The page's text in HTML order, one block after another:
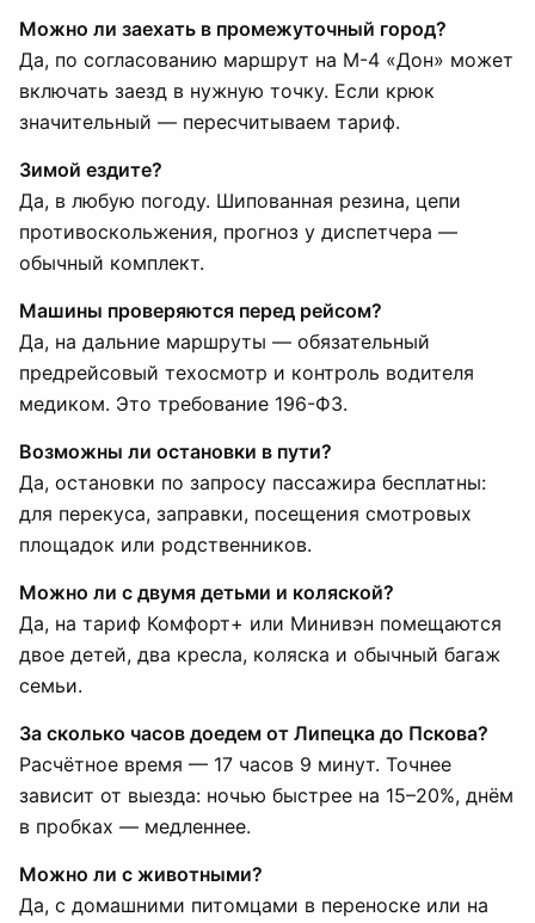
Можно ли заехать в промежуточный город?
Да, по согласованию маршрут на М-4 «Дон» может
включать заезд в нужную точку. Если крюк
значительный — пересчитываем тариф.
Зимой ездите?
Да, в любую погоду. Шипованная резина, цепи
противоскольжения, прогноз у диспетчера —
обычный комплект.
Машины проверяются перед рейсом?
Да, на дальние маршруты — обязательный
предрейсовый техосмотр и контроль водителя
медиком. Это требование 196-ФЗ.
Возможны ли остановки в пути?
Да, остановки по запросу пассажира бесплатны:
для перекуса, заправки, посещения смотровых
площадок или родственников.
Можно ли с двумя детьми и коляской?
Да, на тариф Комфорт+ или Минивэн помещаются
двое детей, два кресла, коляска и обычный багаж
семьи.
За сколько часов доедем от Липецка до Пскова?
Расчётное время — 17 часов 9 минут. Точнее
зависит от выезда: ночью быстрее на 15–20%, днём
в пробках — медленнее.
Можно ли с животными?
Да, с домашними питомцами в переноске или на